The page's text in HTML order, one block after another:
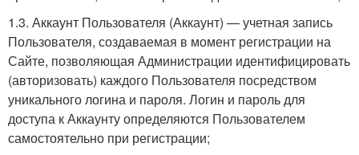
1.3. Аккаунт Пользователя (Аккаунт) — учетная запись
Пользователя, создаваемая в момент регистрации на
Сайте, позволяющая Администрации идентифицировать
(авторизовать) каждого Пользователя посредством
уникального логина и пароля. Логин и пароль для
доступа к Аккаунту определяются Пользователем
самостоятельно при регистрации;